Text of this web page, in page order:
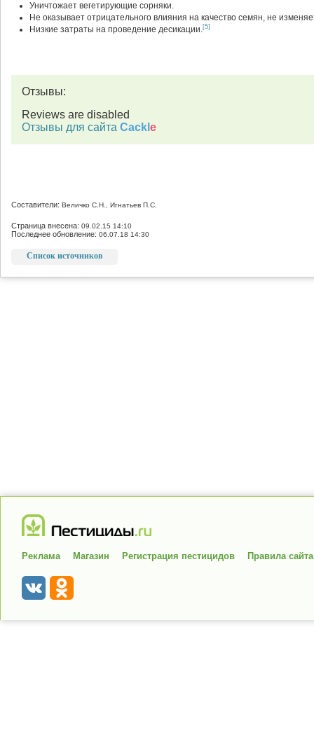
Уничтожает вегетирующие сорняки.
Не оказывает отрицательного влияния на качество семян, не
Низкие затраты на проведение десикации.[5]
Отзывы:
Reviews are disabled
Отзывы для сайта Cackl e
Составители: Величко С.Н., Игнатьев П.С.
Страница внесена: 09.02.15 14:10
Последнее обновление: 06.07.18 14:30
Список источников
Реклама Магазин Регистрация пестицидов Правила сайта